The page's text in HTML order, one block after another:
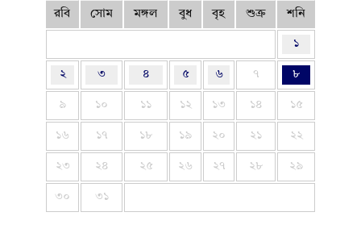
রবি সোম মঙ্গল বুধ বৃহ শুক্র শনি
১
২ ৩ ৪ ৫ ৬ ৭ ৮
৯ ১০ ১১ ১২ ১৩ ১৪ ১৫
১৬ ১৭ ১৮ ১৯ ২০ ২১ ২২
২৩ ২৪ ২৫ ২৬ ২৭ ২৮ ২৯
৩০ ৩১